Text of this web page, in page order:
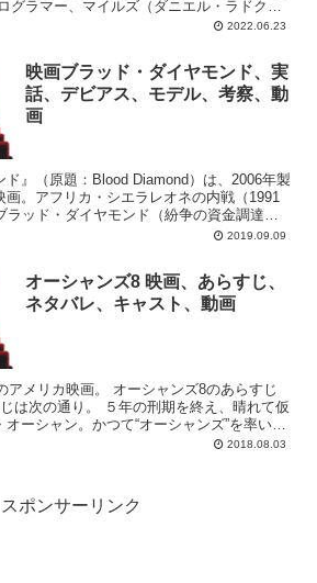
グラマー、マイルズ（ダニエル・ラドクリ
2022.06.23
映画ブラッド・ダイヤモンド、実
話、デビアス、モデル、考察、動
画
ド』（原題：Blood Diamond）は、2006年製
画。アフリカ・シエラレオネの内戦（1991
ラッド・ダイヤモンド（紛争の資金調達の
2019.09.09
オーシャンズ8 映画、あらすじ、
ネタバレ、キャスト、動画
アメリカ映画。 オーシャンズ8のあらすじ
は次の通り。 ５年の刑期を終え、晴れて仮
ーシャン。かつて“オーシャンズ”を率いた
2018.08.03
スポンサーリンク